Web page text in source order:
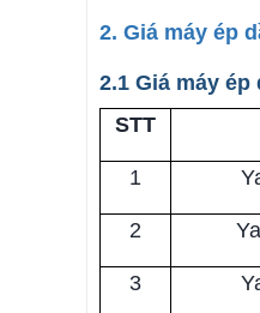
2. Giá máy ép
2.1 Giá máy
STT
1
2
3